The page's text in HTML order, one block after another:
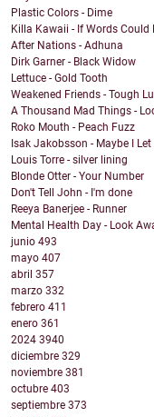
Plastic Colors - Dime
Killa Kawaii - If Words Could
After Nations - Adhuna
Dirk Garner - Black Widow
Lettuce - Gold Tooth
Weakened Friends - Tough
A Thousand Mad Things -
Roko Mouth - Peach Fuzz
Isak Jakobsson - Maybe I Let
Louis Torre - silver lining
Blonde Otter - Your Number
Don't Tell John - I'm done
Reeya Banerjee - Runner
Mental Health Day - Look
junio 493
mayo 407
abril 357
marzo 332
febrero 411
enero 361
2024 3940
diciembre 329
noviembre 381
octubre 403
septiembre 373